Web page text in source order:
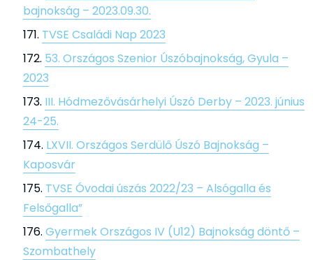
bajnokság – 2023.09.30.
TVSE Családi Nap 2023
53. Országos Szenior Úszóbajnokság, Gyula –
2023
III. Hódmezővásárhelyi Úszó Derby – 2023. június
24-25.
LXVII. Országos Serdülő Úszó Bajnokság –
Kaposvár
TVSE Óvodai úszás 2022/23 – Alsógalla és
Felsőgalla”
Gyermek Országos IV (U12) Bajnokság döntő –
Szombathely